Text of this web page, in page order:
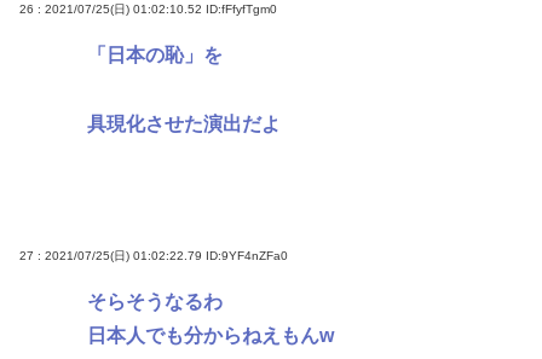
26 : 2021/07/25(日) 01:02:10.52 ID:fFfyfTgm0
「日本の恥」を
具現化させた演出だよ
27 : 2021/07/25(日) 01:02:22.79 ID:9YF4nZFa0
そらそうなるわ
日本人でも分からねえもんw